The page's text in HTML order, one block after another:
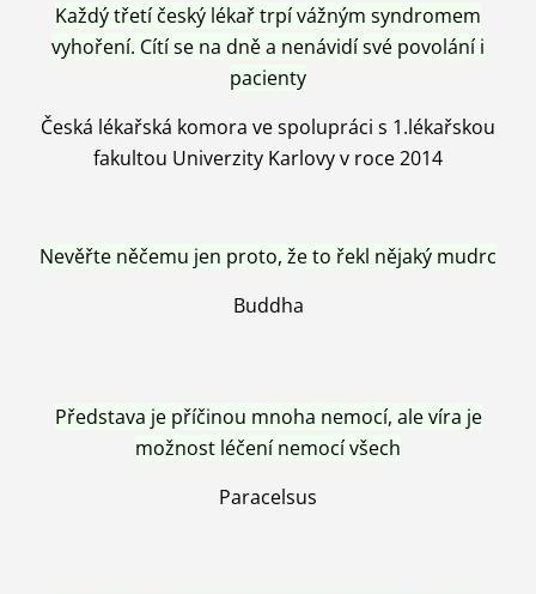
Každý třetí český lékař trpí vážným syndromem
vyhoření. Cítí se na dně a nenávidí své povolání i
pacienty
Česká lékařská komora ve spolupráci s 1.lékařskou
fakultou Univerzity Karlovy v roce 2014
Nevěřte něčemu jen proto, že to řekl nějaký mudrc
Buddha
Představa je příčinou mnoha nemocí, ale víra je
možnost léčení nemocí všech
Paracelsus